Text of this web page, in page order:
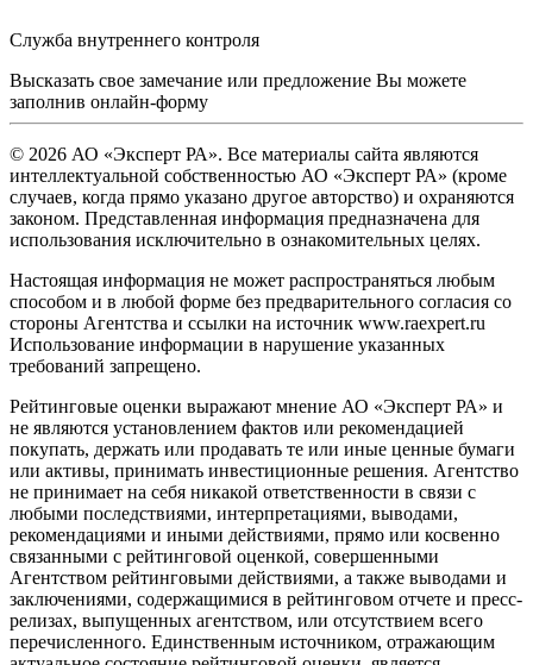
Служба внутреннего контроля
Высказать свое замечание или предложение Вы можете
заполнив онлайн-форму
© 2026 АО «Эксперт РА». Все материалы сайта являются
интеллектуальной собственностью АО «Эксперт РА» (кроме
случаев, когда прямо указано другое авторство) и охраняются
законом. Представленная информация предназначена для
использования исключительно в ознакомительных целях.
Настоящая информация не может распространяться любым
способом и в любой форме без предварительного согласия со
стороны Агентства и ссылки на источник www.raexpert.ru
Использование информации в нарушение указанных
требований запрещено.
Рейтинговые оценки выражают мнение АО «Эксперт РА» и
не являются установлением фактов или рекомендацией
покупать, держать или продавать те или иные ценные бумаги
или активы, принимать инвестиционные решения. Агентство
не принимает на себя никакой ответственности в связи с
любыми последствиями, интерпретациями, выводами,
рекомендациями и иными действиями, прямо или косвенно
связанными с рейтинговой оценкой, совершенными
Агентством рейтинговыми действиями, а также выводами и
заключениями, содержащимися в рейтинговом отчете и пресс-
релизах, выпущенных агентством, или отсутствием всего
перечисленного. Единственным источником, отражающим